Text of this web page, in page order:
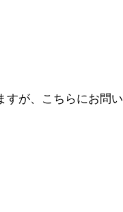
すが、こちらにお問い